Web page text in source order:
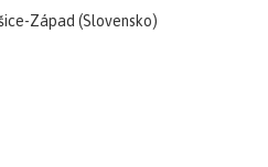
Západ (Slovensko)